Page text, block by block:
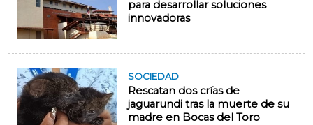
para desarrollar soluciones
innovadoras
SOCIEDAD
Rescatan dos crías de
jaguarundi tras la muerte de su
madre en Bocas del Toro